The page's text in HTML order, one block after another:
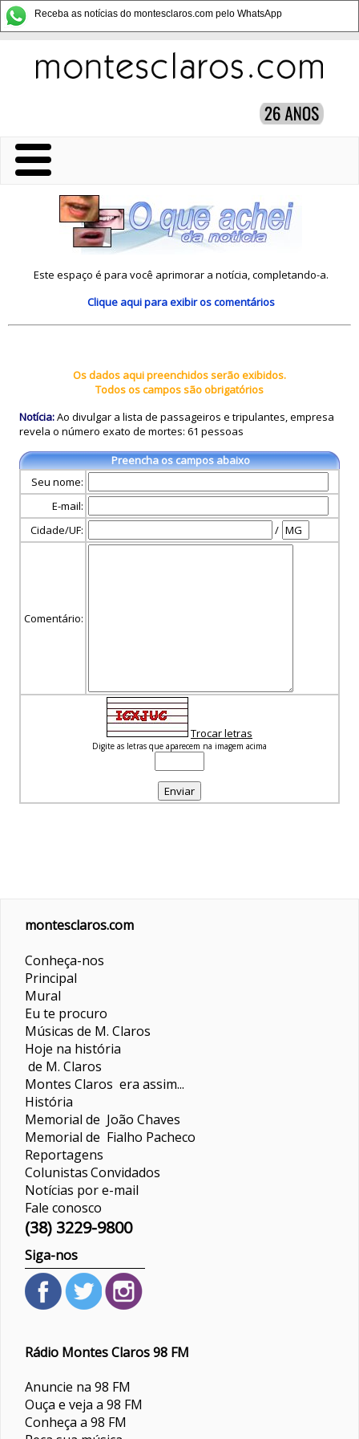
Receba as notícias do montesclaros.com pelo WhatsApp
Este espaço é para você aprimorar a notícia, completando-a.
Clique aquipara exibir os comentários
Os dados aqui preenchidos serão exibidos.
Todos os campos são obrigatórios
Notícia:Ao divulgar a lista de passageiros e tripulantes, empresa
revela o número exato de mortes: 61 pessoas
Preencha os campos abaixo
Seu nome:
E-mail:
Cidade/UF:
/
Comentário:
Trocar letras
Digite as letras que aparecem na imagem acima
montesclaros.com
Conheça-nos
Principal
Mural
Eu te procuro
Músicas de M. Claros
Hoje na história
de M. Claros
Montes Claros era assim...
História
Memorial de João Chaves
Memorial de Fialho Pacheco
Reportagens
ColunistasConvidados
Notícias por e-mail
Fale conosco
(38) 3229-9800
Siga-nos
Rádio Montes Claros 98 FM
Anuncie na 98 FM
Ouça e veja a 98 FM
Conheça a 98 FM